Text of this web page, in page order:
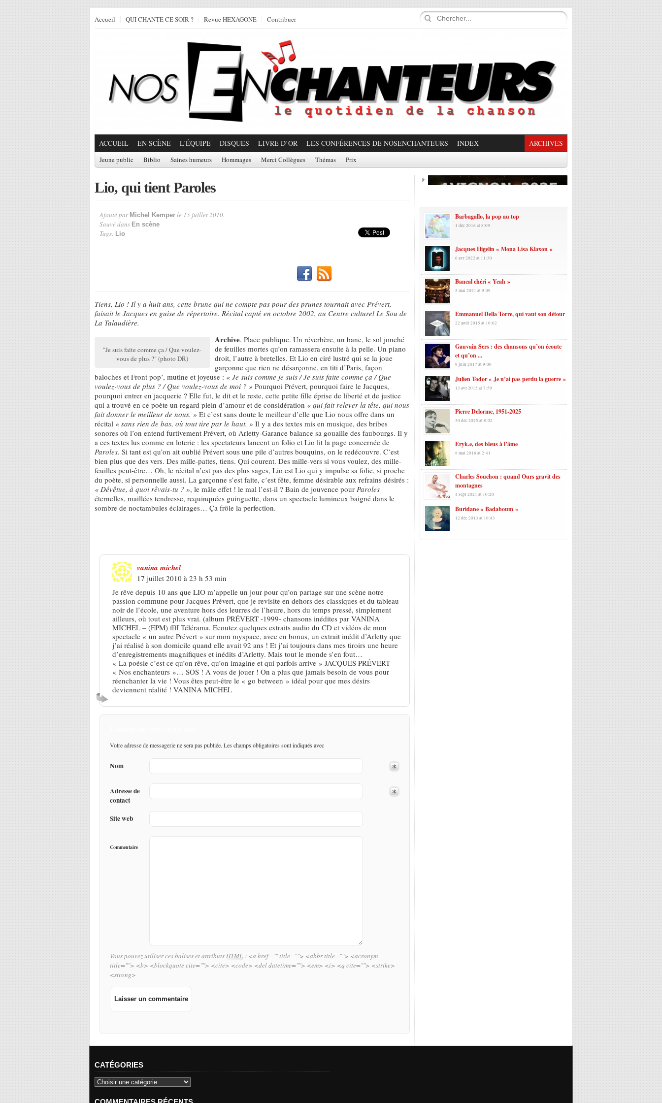
Accueil QUI CHANTE CE SOIR ? Revue HEXAGONE Contribuer
ACCUEIL EN SCÈNE L'ÉQUIPE DISQUES LIVRE D’OR LES CONFÉRENCES DE NOSENCHANTEURS INDEX ARCHIVES
Jeune public Biblio Saines humeurs Hommages Merci Collègues Thémas Prix
Lio, qui tient Paroles
Ajouté par Michel Kemper le 15 juillet 2010.
Sauvé dans En scène
Tags: Lio
Tiens, Lio ! Il y a huit ans, cette brune qui ne compte pas pour des prunes tournait avec Prévert,
faisait le Jacques en guise de répertoire. Récital capté en octobre 2002, au Centre culturel Le Sou de
La Talaudière.
"Je suis faite comme ça / Que voulez-
vous de plus ?" (photo DR)
Archive. Place publique. Un réverbère, un banc, le sol jonché
de feuilles mortes qu’on ramassera ensuite à la pelle. Un piano
droit, l’autre à bretelles. Et Lio en ciré lustré qui se la joue
garçonne que rien ne désarçonne, en titi d’Paris, façon
baloches et Front pop’, mutine et joyeuse : « Je suis comme je suis / Je suis faite comme ça / Que
voulez-vous de plus ? / Que voulez-vous de moi ? » Pourquoi Prévert, pourquoi faire le Jacques,
pourquoi entrer en jacquerie ? Elle fut, le dit et le reste, cette petite fille éprise de liberté et de justice
qui a trouvé en ce poète un regard plein d’amour et de considération « qui fait relever la tête, qui nous
fait donner le meilleur de nous. » Et c’est sans doute le meilleur d’elle que Lio nous offre dans un
récital « sans rien de bas, où tout tire par le haut. » Il y a des textes mis en musique, des bribes
sonores où l’on entend furtivement Prévert, où Arletty-Garance balance sa gouaille des faubourgs. Il y
a ces textes lus comme en loterie : les spectateurs lancent un folio et Lio lit la page concernée de
Paroles. Si tant est qu’on ait oublié Prévert sous une pile d’autres bouquins, on le redécouvre. C’est
bien plus que des vers. Des mille-pattes, tiens. Qui courent. Des mille-vers si vous voulez, des mille-
feuilles peut-être… Oh, le récital n’est pas des plus sages, Lio est Lio qui y impulse sa folie, si proche
du poète, si personnelle aussi. La garçonne s’est faite, c’est fête, femme désirable aux refrains désirés :
« Dévêtue, à quoi rêvais-tu ? », le mâle effet ! le mal l’est-il ? Bain de jouvence pour Paroles
éternelles, maillées tendresse, requinquées guinguette, dans un spectacle lumineux baigné dans le
sombre de noctambules éclairages… Ça frôle la perfection.
vanina michel
17 juillet 2010 à 23 h 53 min
Je rêve depuis 10 ans que LIO m’appelle un jour pour qu’on partage sur une scène notre
passion commune pour Jacques Prévert, que je revisite en dehors des classiques et du tableau
noir de l’école, une aventure hors des leurres de l’heure, hors du temps pressé, simplement
ailleurs, où tout est plus vrai. (album PRÉVERT -1999- chansons inédites par VANINA
MICHEL – (EPM) ffff Télérama. Ecoutez quelques extraits audio du CD et vidéos de mon
spectacle « un autre Prévert » sur mon myspace, avec en bonus, un extrait inédit d’Arletty que
j’ai réalisé à son domicile quand elle avait 92 ans ! Et j’ai toujours dans mes tiroirs une heure
d’enregistrements magnifiques et inédits d’Arletty. Mais tout le monde s’en fout…
« La poésie c’est ce qu’on rêve, qu’on imagine et qui parfois arrive » JACQUES PRÉVERT
« Nos enchanteurs »… SOS ! A vous de jouer ! On a plus que jamais besoin de vous pour
réenchanter la vie ! Vous êtes peut-être le « go between » idéal pour que mes désirs
deviennent réalité ! VANINA MICHEL
Votre adresse de messagerie ne sera pas publiée. Les champs obligatoires sont indiqués avec
Nom
Adresse de
contact
Site web
Commentaire
Vous pouvez utiliser ces balises et attributsHTML : <a href="" title=""> <abbr title=""> <acronym
title=""> <b> <blockquote cite=""> <cite> <code> <del datetime=""> <em> <i> <q cite=""> <strike>
<strong>
Barbagallo, la pop au top
1 déc 2016 at 8:09
Jacques Higelin « Mona Lisa Klaxon »
6 avr 2022 at 11:30
Bancal chéri « Yeah »
5 mai 2021 at 9:09
Emmanuel Della Torre, qui vaut son détour
22 août 2015 at 10:02
Gauvain Sers : des chansons qu’on écoute
et qu’on ...
9 juin 2017 at 9:00
Julien Todor « Je n’ai pas perdu la guerre »
13 avr 2015 at 7:59
Pierre Delorme, 1951-2025
30 déc 2025 at 8:02
Eryk.e, des bleus à l’âme
8 mai 2016 at 2:41
Charles Souchon : quand Ours gravit des
montagnes
4 sept 2021 at 10:20
Buridane « Badaboum »
12 déc 2013 at 10:43
CATÉGORIES